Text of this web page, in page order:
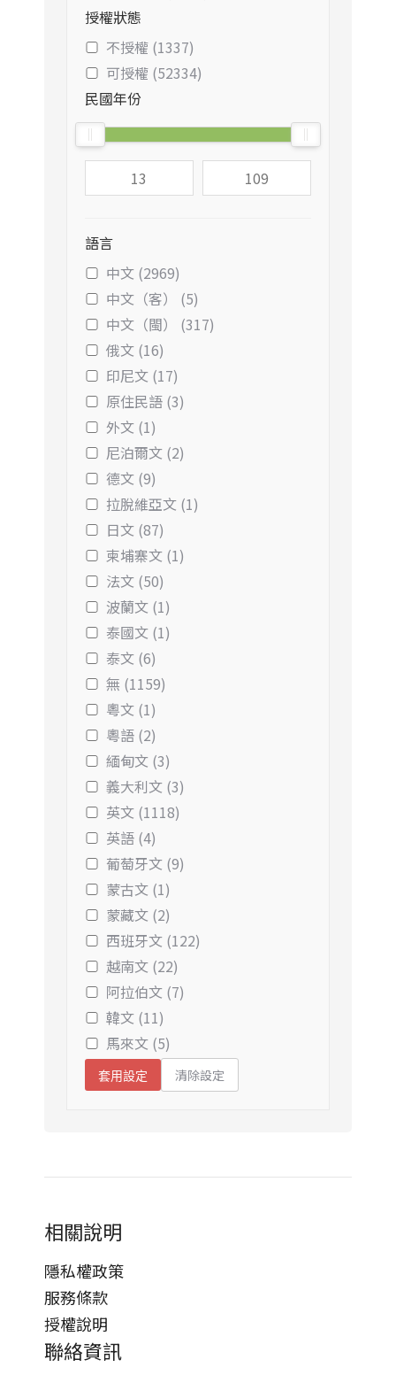
授權狀態
不授權 (1337)
可授權 (52334)
民國年份
語言
中文 (2969)
中文（客） (5)
中文（閩） (317)
俄文 (16)
印尼文 (17)
原住民語 (3)
外文 (1)
尼泊爾文 (2)
德文 (9)
拉脫維亞文 (1)
日文 (87)
柬埔寨文 (1)
法文 (50)
波蘭文 (1)
泰國文 (1)
泰文 (6)
無 (1159)
粵文 (1)
粵語 (2)
緬甸文 (3)
義大利文 (3)
英文 (1118)
英語 (4)
葡萄牙文 (9)
蒙古文 (1)
蒙藏文 (2)
西班牙文 (122)
越南文 (22)
阿拉伯文 (7)
韓文 (11)
馬來文 (5)
套用設定 清除設定
相關說明
隱私權政策
服務條款
授權說明
聯絡資訊